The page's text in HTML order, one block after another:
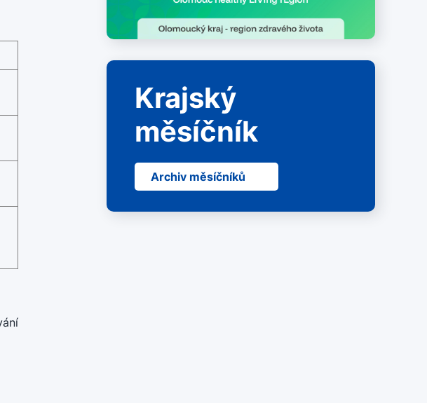
Krajský
měsíčník
Archiv měsíčníků